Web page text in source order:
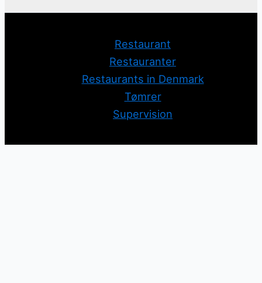
Restaurant
Restauranter
Restaurants in Denmark
Tømrer
Supervision